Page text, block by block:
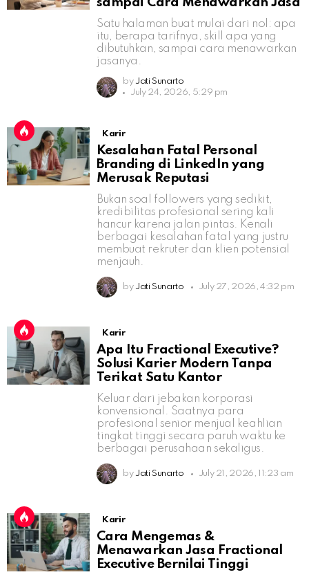
Satu halaman buat mulai dari nol: apa
itu, berapa tarifnya, skill apa yang
dibutuhkan, sampai cara menawarkan
jasanya.
by Jati Sunarto
July 24, 2026, 5:29 pm
Karir
Kesalahan Fatal Personal
Branding di LinkedIn yang
Merusak Reputasi
Bukan soal followers yang sedikit,
kredibilitas profesional sering kali
hancur karena jalan pintas. Kenali
berbagai kesalahan fatal yang justru
membuat rekruter dan klien potensial
menjauh.
by Jati Sunarto July 27, 2026, 4:32 pm
Karir
Apa Itu Fractional Executive?
Solusi Karier Modern Tanpa
Terikat Satu Kantor
Keluar dari jebakan korporasi
konvensional. Saatnya para
profesional senior menjual keahlian
tingkat tinggi secara paruh waktu ke
berbagai perusahaan sekaligus.
by Jati Sunarto July 21, 2026, 11:23 am
Karir
Cara Mengemas &
Menawarkan Jasa Fractional
Executive Bernilai Tinggi